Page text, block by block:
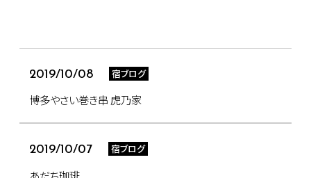
2019/10/08 宿ブログ
博多やさい巻き串 虎乃家
2019/10/07 宿ブログ